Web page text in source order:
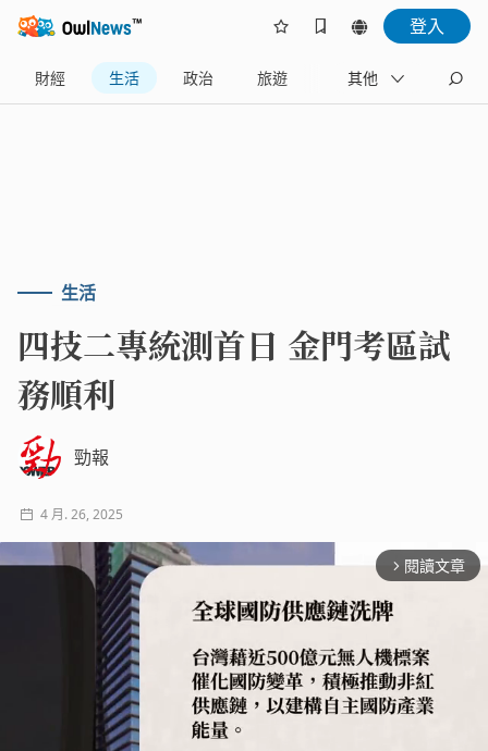
登入
財經 生活 政治 旅遊 體育
其他
生活
四技二專統測首日 金門考區試
務順利
勁報
4 月. 26, 2025
arrow_forward_ios 閱讀文章